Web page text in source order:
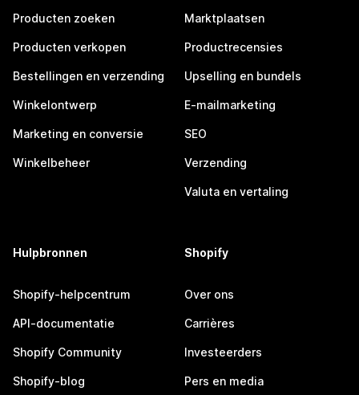
Producten zoeken
Producten verkopen
Bestellingen en verzending
Winkelontwerp
Marketing en conversie
Winkelbeheer
Marktplaatsen
Productrecensies
Upselling en bundels
E-mailmarketing
SEO
Verzending
Valuta en vertaling
Hulpbronnen
Shopify-helpcentrum
API-documentatie
Shopify Community
Shopify-blog
Shopify
Over ons
Carrières
Investeerders
Pers en media